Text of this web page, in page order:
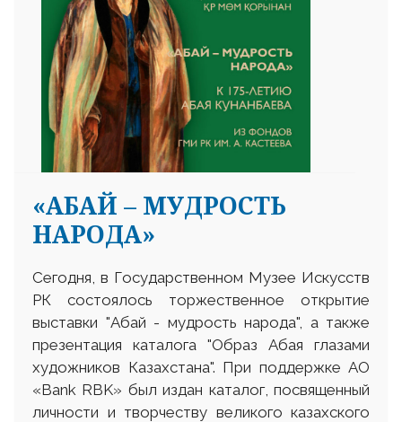
«АБАЙ – МУДРОСТЬ
НАРОДА»
Сегодня, в Государственном Музее Искусств
РК состоялось торжественное открытие
выставки "Абай - мудрость народа", а также
презентация каталога "Образ Абая глазами
художников Казахстана". При поддержке АО
«Bank RBK» был издан каталог, посвященный
личности и творчеству великого казахского